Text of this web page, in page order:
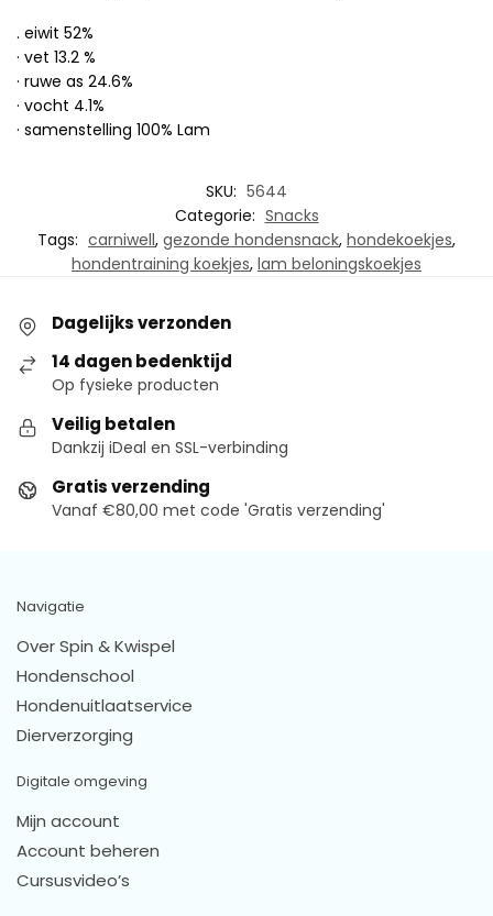
. eiwit 52%
· vet 13.2 %
· ruwe as 24.6%
· vocht 4.1%
· samenstelling 100% Lam
SKU: 5644
Categorie: Snacks
Tags: carniwell, gezonde hondensnack, hondekoekjes,
hondentraining koekjes, lam beloningskoekjes
Dagelijks verzonden
14 dagen bedenktijd
Op fysieke producten
Veilig betalen
Dankzij iDeal en SSL-verbinding
Gratis verzending
Vanaf €80,00 met code 'Gratis verzending'
Navigatie
Over Spin & Kwispel
Hondenschool
Hondenuitlaatservice
Dierverzorging
Digitale omgeving
Mijn account
Account beheren
Cursusvideo’s